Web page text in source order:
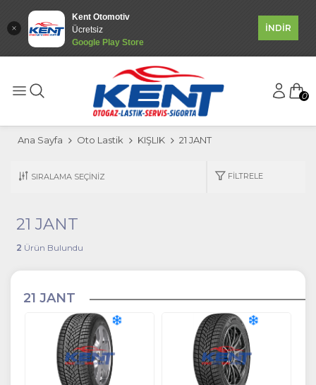
Kent Otomotiv
Ücretsiz
Google Play Store
İNDİR
0
Ana Sayfa Oto Lastik KIŞLIK 21 JANT
FILTRELE
21 JANT
2 Ürün Bulundu
21 JANT